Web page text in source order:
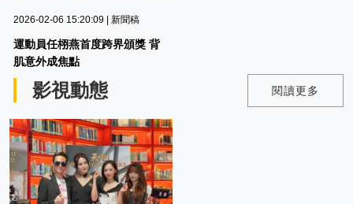
2026-02-06 15:20:09 | 新聞稿
運動員任栩燕首度跨界頒獎 背
肌意外成焦點
影視動態 閱讀更多